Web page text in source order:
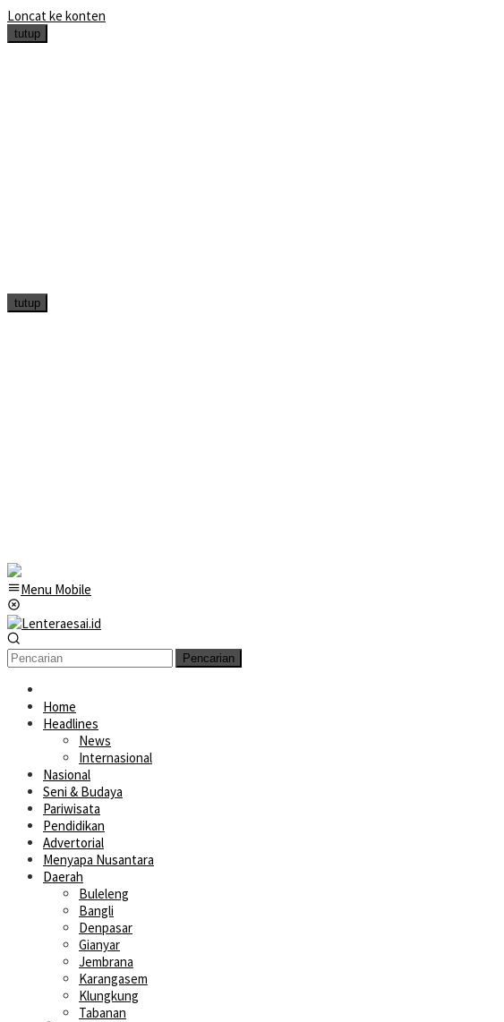
Loncat ke konten
tutup
tutup
Menu Mobile
Pencarian
Home
Headlines
News
Internasional
Nasional
Seni & Budaya
Pariwisata
Pendidikan
Advertorial
Menyapa Nusantara
Daerah
Buleleng
Bangli
Denpasar
Gianyar
Jembrana
Karangasem
Klungkung
Tabanan